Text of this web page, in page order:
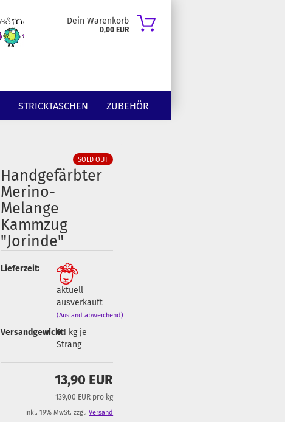
Dein Warenkorb
0,00 EUR
STRICKTASCHEN ZUBEHÖR
SOLD OUT
Handgefärbter
Merino-
Melange
Kammzug
"Jorinde"
Lieferzeit:
aktuell
ausverkauft
(Ausland abweichend)
Versandgewicht:
0.1 kg je
Strang
13,90 EUR
139,00 EUR pro kg
inkl. 19% MwSt. zzgl.Versand